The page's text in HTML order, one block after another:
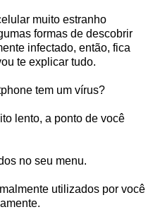
muito estranho
formas de descobrir
infectado, então, fica
te explicar tudo.
tem um vírus?
lento, a ponto de você
no seu menu.
utilizados por você